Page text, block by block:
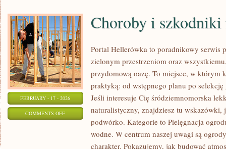
FEBRUARY - 17 - 2026
COMMENTS OFFON
Choroby i
Portal Hellerówka to poradnikowy serwis
zielonym przestrzeniom oraz
przydomową oazę. To miejsce, w którym
praktyką: od wstępnego planu po
Jeśli interesuje Cię śródziemnomorska
naturalistyczny, znajdziesz tu wskazówki,
podwórko. Kategorie to Pielęgnacja
wodne. W centrum naszej uwagi są
charakter. Pokazujemy, jak budować